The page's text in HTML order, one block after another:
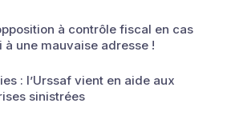
à contrôle fiscal en cas
à une mauvaise adresse !
: l’Urssaf vient en aide aux
sinistrées